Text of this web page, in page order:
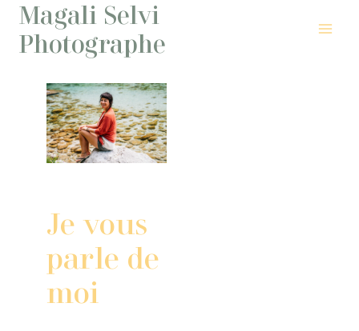
Aller
contenu
Magali Selvi
Photographe
Je vous
parle de
moi